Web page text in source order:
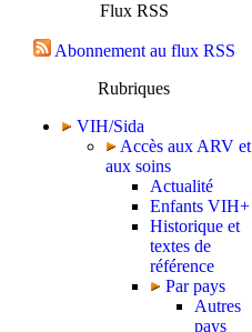
Flux RSS
Abonnement au flux RSS
Rubriques
VIH/Sida
Accès aux ARV et
aux soins
Actualité
Enfants VIH+
Historique et
textes de
référence
Par pays
Autres
pays